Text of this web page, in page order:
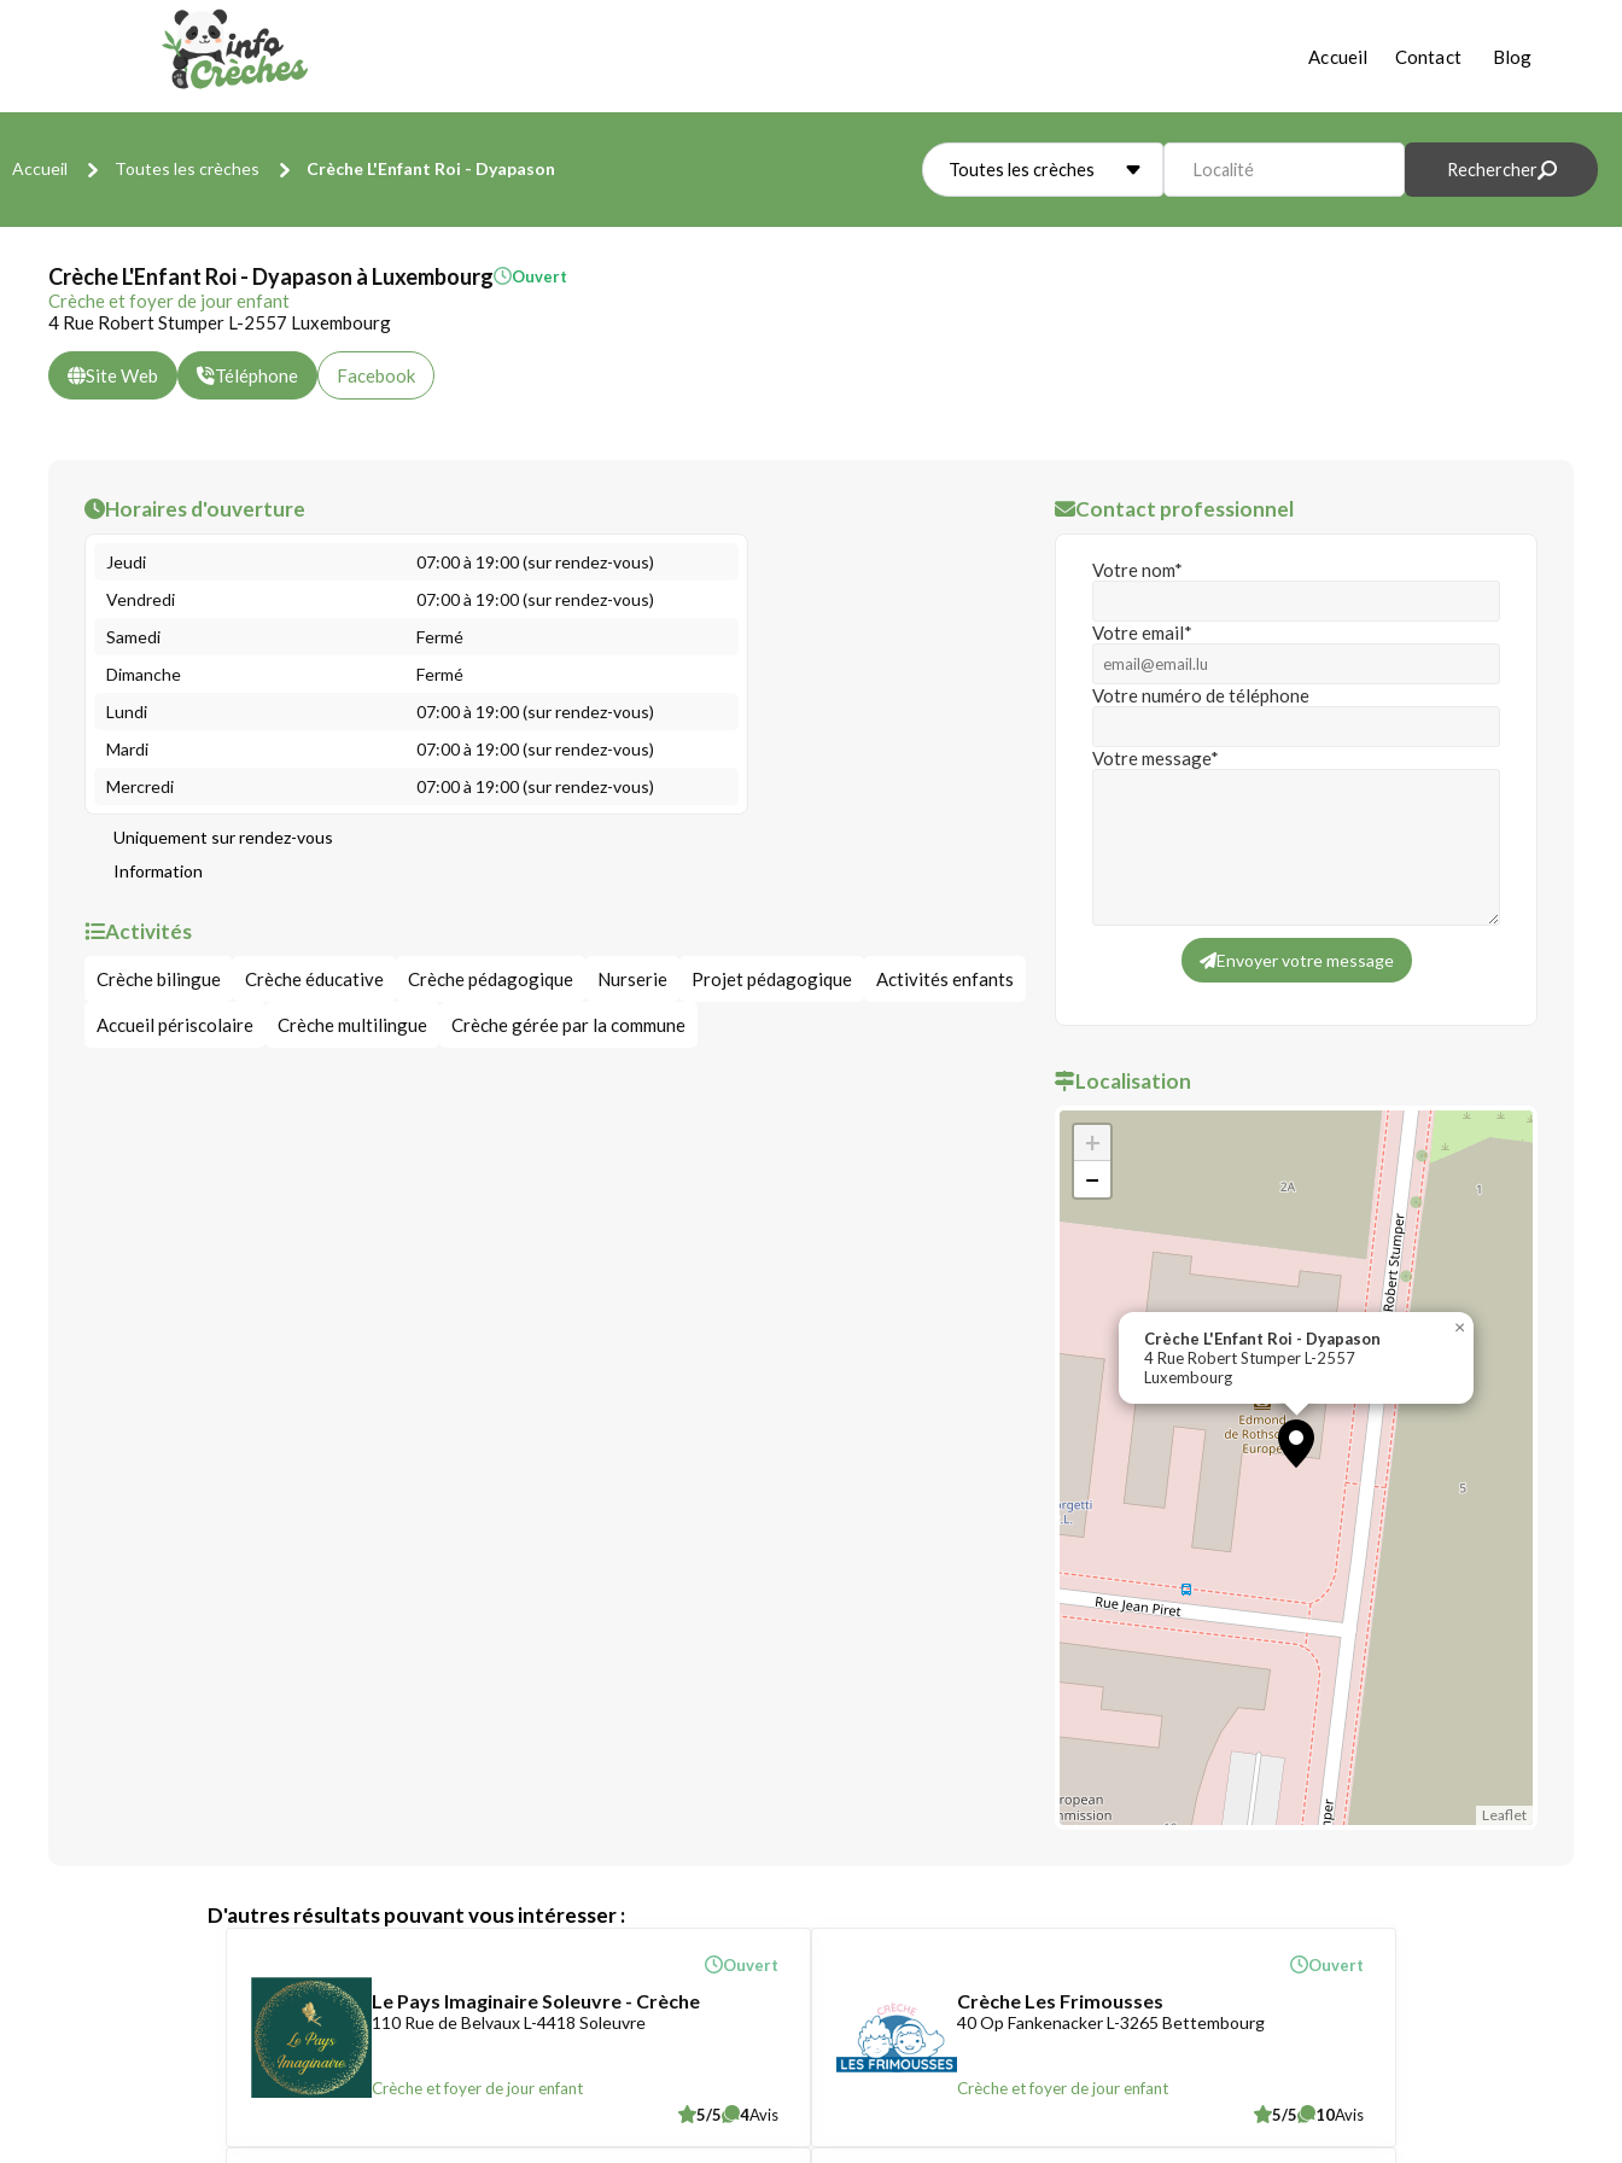
Accueil Contact Blog
Accueil Toutes les crèches Crèche L'Enfant Roi - Dyapason Toutes les crèches Localité Rechercher
Crèche L'Enfant Roi - Dyapason à Luxembourg Ouvert
Crèche et foyer de jour enfant
4 Rue Robert Stumper L-2557 Luxembourg
Site Web Téléphone Facebook
Horaires d'ouverture
Jeudi
07:00 à 19:00 (sur rendez-vous)
Vendredi
07:00 à 19:00 (sur rendez-vous)
Samedi
Fermé
Dimanche
Fermé
Lundi
07:00 à 19:00 (sur rendez-vous)
Mardi
07:00 à 19:00 (sur rendez-vous)
Mercredi
07:00 à 19:00 (sur rendez-vous)
Uniquement sur rendez-vous
Information
Activités
Crèche bilingue Crèche éducative Crèche pédagogique Nurserie Projet pédagogique Activités enfants
Accueil périscolaire Crèche multilingue Crèche gérée par la commune
Contact professionnel
Votre nom*
Votre email*
Votre numéro de téléphone
Votre message*
Envoyer votre message
Localisation
Crèche L'Enfant Roi - Dyapason
4 Rue Robert Stumper L-2557
Luxembourg
×
+
−
Leaflet
D'autres résultats pouvant vous intéresser :
Le Pays Imaginaire Soleuvre - Crèche
110 Rue de Belvaux L-4418 Soleuvre
Crèche et foyer de jour enfant
Ouvert
5/5 4Avis
Crèche Les Frimousses
40 Op Fankenacker L-3265 Bettembourg
Crèche et foyer de jour enfant
Ouvert
5/5 10Avis